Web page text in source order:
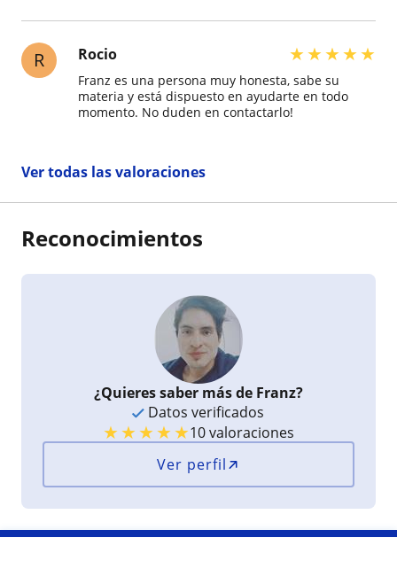
R Rocio ★★★★★
Franz es una persona muy honesta, sabe su
materia y está dispuesto en ayudarte en todo
momento. No duden en contactarlo!
Ver todas las valoraciones
Reconocimientos
¿Quieres saber más de Franz?
Datos verificados
★★★★★10 valoraciones
Ver perfil